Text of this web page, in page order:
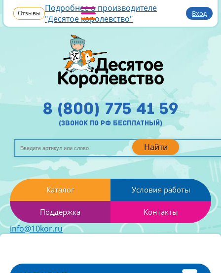
Отзывы Подробнее о производителе
"Десятое королевство"
Вход
Найти
8 (800) 775 41 59
(звонок по рф бесплатный)
Каталог Условия работы
Поддержка Контакты
info@10kor.ru